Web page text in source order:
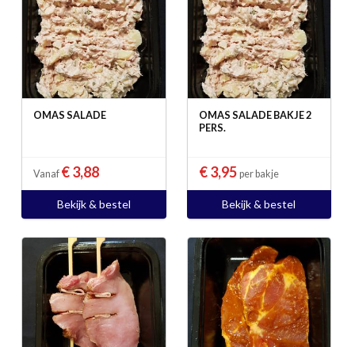
OMAS SALADE
Vanaf € 3,88
Bekijk & bestel
OMAS SALADE BAKJE 2
PERS.
€ 3,95 per bakje
Bekijk & bestel